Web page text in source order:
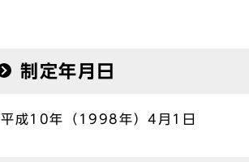
制定年月日
平成10年（1998年）4月1日